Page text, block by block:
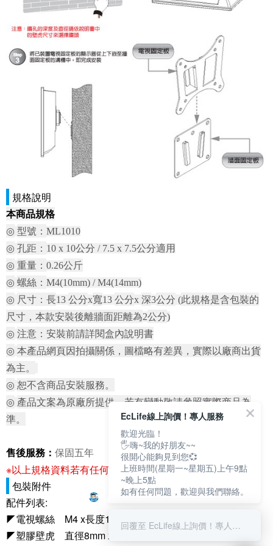
規格說明
本商品規格
◎ 型號： ML1010
◎ 孔距： 10 x 10公分 / 7.5 x 7.5公分適用
◎ 重量： 0.26公斤
◎ 螺絲： M4(10mm) / M4(14mm)
◎ 尺寸：長13 公分x寬13 公分x 深3公分 (此規格是含包裝的
尺寸，本款安裝後離牆面距離為2公分)
◎ 注意：安裝前請詳閱盒內說明書
◎ 本產品網頁因拍攝關係，圖檔略有差異，實際以廠商出貨
為主。
◎ 恕不含商品安裝服務。
◎ 產品文案為原廠所提供，若有變動敬請參照實際商品為
準。
售後服務： 保固五年
※以上規格資料若有任何錯誤，以原廠所公佈資料為準。
包裝附件
配件列表:
◤電視螺絲 M4 x長度12mm 4支
◤塑膠壁虎 直徑8mm x長度40mm 4支
EcLife線上詢價！專人服務
歡迎光臨！
🖐嗨~我的好朋友~~
很開心能夠見到您💞
上班時間(星期一~星期五)上午9點
~晚上5點
如有任何問題，歡迎與我們聯絡。
回覆至 EcLife線上詢價！專人服務